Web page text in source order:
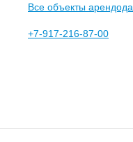
Все объекты
+7-917-216-87-00